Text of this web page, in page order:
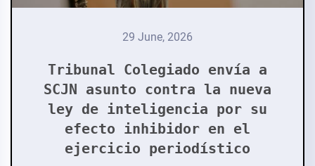
29 June, 2026
Tribunal Colegiado envía a
SCJN asunto contra la nueva
ley de inteligencia por su
efecto inhibidor en el
ejercicio periodístico